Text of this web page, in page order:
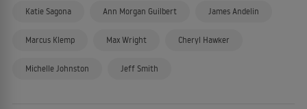
Katie Sagona Ann Morgan Guilbert James Andelin
Marcus Klemp Max Wright Cheryl Hawker
Michelle Johnston Jeff Smith